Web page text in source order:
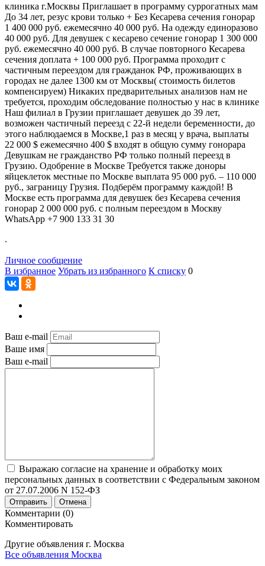
клиника г.Москвы Приглашает в программу суррогатных мам
До 34 лет, резус крови только + Без Кесарева сечения гонорар
1 400 000 руб. ежемесячно 40 000 руб. На одежду единоразово
40 000 руб. Для девушек с кесарево сечение гонорар 1 300 000
руб. ежемесячно 40 000 руб. В случае повторного Кесарева
сечения доплата + 100 000 руб. Программа проходит с
частичным переездом для гражданок РФ, проживающих в
городах не далее 1300 км от Москвы( стоимость билетов
компенсируем) Никаких предварительных анализов нам не
требуется, проходим обследование полностью у нас в клинике
Наш филиал в Грузии приглашает девушек до 39 лет,
возможен частичный переезд с 22-й недели беременности, до
этого наблюдаемся в Москве,1 раз в месяц у врача, выплаты
22 000 $ ежемесячно 400 $ входят в общую сумму гонорара
Девушкам не гражданство РФ только полный переезд в
Грузию. Одобрение в Москве Требуется также доноры
яйцеклеток местные по Москве выплата 95 000 руб. – 110 000
руб., заграницу Грузия. Подберём программу каждой! В
Москве есть программа для девушек без Кесарева сечения
гонорар 2 000 000 руб. с полным переездом в Москву
WhatsApp +7 900 133 31 30
.
Личное сообщение
В избранное Убрать из избранного К списку 0
Ваш e-mail
Ваше имя
Ваш e-mail
Выражаю согласие на хранение и обработку моих
персональных данных в соответствии с Федеральным законом
от 27.07.2006 N 152-ФЗ
Отправить Отмена
Комментарии (0)
Комментировать
Другие объявления г. Москва
Все объявления Москва